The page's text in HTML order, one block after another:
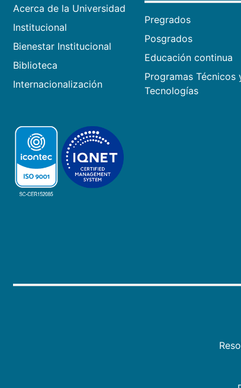
Acerca de la Universidad
Institucional
Bienestar Institucional
Biblioteca
Internacionalización
Pregrados
Posgrados
Educación continua
Programas Técnicos
Tecnologías